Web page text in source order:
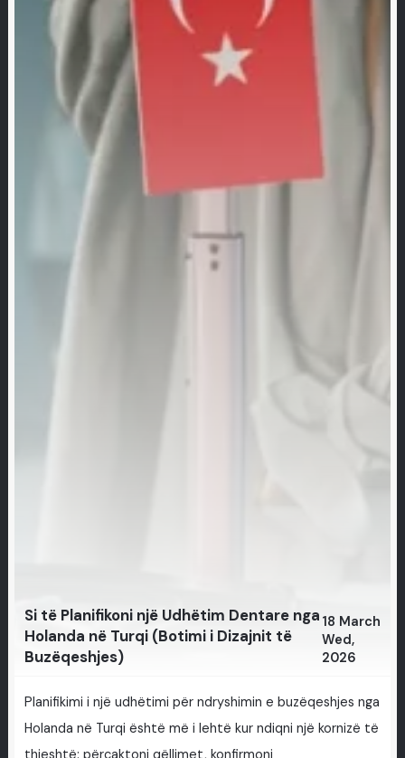
Si të Planifikoni një Udhëtim Dentare nga
Holanda në Turqi (Botimi i Dizajnit të
Buzëqeshjes)
18 March
Wed,
2026
Planifikimi i një udhëtimi për ndryshimin e buzëqeshjes nga
Holanda në Turqi është më i lehtë kur ndiqni një kornizë të